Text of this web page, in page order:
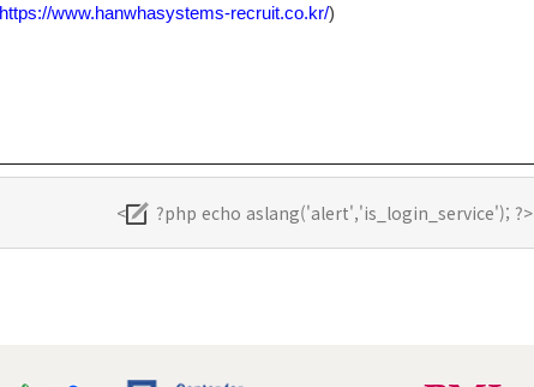
https://www.hanwhasystems-recruit.co.kr/)
< ?php echo aslang('alert','is_login_service'); ?>